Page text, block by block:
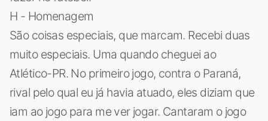
H - Homenagem
São coisas especiais, que marcam. Recebi duas
muito especiais. Uma quando cheguei ao
Atlético-PR. No primeiro jogo, contra o Paraná,
rival pelo qual eu já havia atuado, eles diziam que
iam ao jogo para me ver jogar. Cantaram o jogo